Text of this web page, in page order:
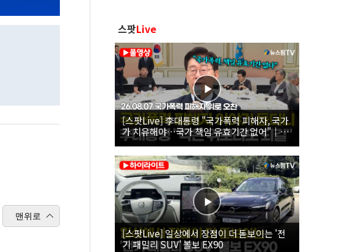
맨위로
스팟Live
[스팟Live] 李대통령 "국가폭력 피해자, 국가
가 치유해야…국가 책임 유효기간 없어"｜
26.08.07 국가폭력 피해자 위로 오찬
[스팟Live] 일상에서 장점이 더 돋보이는 '전
기 패밀리 SUV' 볼보 EX90